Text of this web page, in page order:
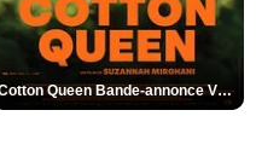
Cotton Queen Bande-annonce VO STFR